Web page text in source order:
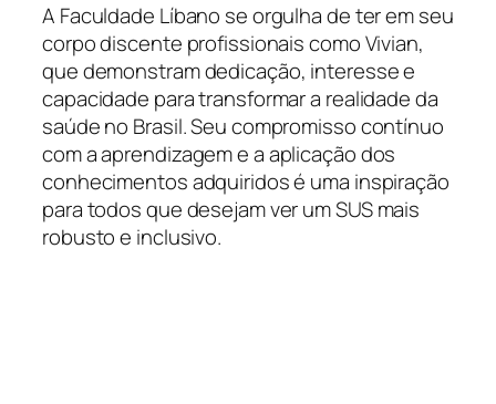
A Faculdade Líbano se orgulha de ter em seu
corpo discente profissionais como Vivian,
que demonstram dedicação, interesse e
capacidade para transformar a realidade da
saúde no Brasil. Seu compromisso contínuo
com a aprendizagem e a aplicação dos
conhecimentos adquiridos é uma inspiração
para todos que desejam ver um SUS mais
robusto e inclusivo.